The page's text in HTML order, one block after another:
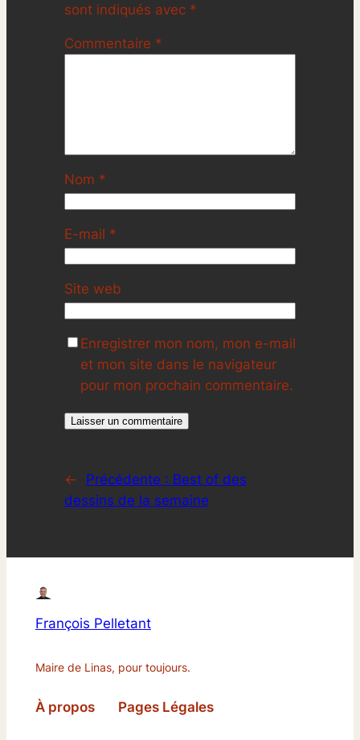
sont indiqués avec *
Commentaire *
Nom *
E-mail *
Site web
Enregistrer mon nom, mon e-mail
et mon site dans le navigateur
pour mon prochain commentaire.
← Précédente : Best of des
dessins de la semaine
François Pelletant
Maire de Linas, pour toujours.
À propos Pages Légales